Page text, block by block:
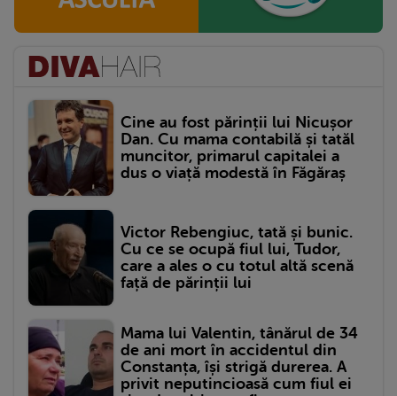
Cine au fost părinții lui Nicușor
Dan. Cu mama contabilă și tatăl
muncitor, primarul capitalei a
dus o viață modestă în Făgăraș
Victor Rebengiuc, tată și bunic.
Cu ce se ocupă fiul lui, Tudor,
care a ales o cu totul altă scenă
față de părinții lui
Mama lui Valentin, tânărul de 34
de ani mort în accidentul din
Constanța, își strigă durerea. A
privit neputincioasă cum fiul ei